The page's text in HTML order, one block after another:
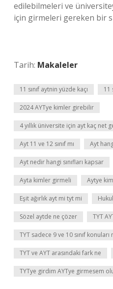
edilebilmeleri ve
için girmeleri gereken bir
Tarih: Makaleler
11 sınıf aytnin yüzde kaçı 11
2024 AYTye kimler girebilir
4 yıllık üniversite için ayt kaç net
Ayt 11 ve 12 sınıf mı Ayt
Ayt nedir hangi sınıfları kapsar
Ayta kimler girmeli Aytye
Eşit ağırlık ayt mi tyt mi
Sözel aytde ne çözer TYT
TYT sadece 9 ve 10 sınıf konuları
TYT ve AYT arasındaki fark ne
TYTye girdim AYTye girmesem